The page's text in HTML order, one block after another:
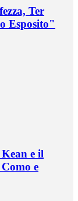
Ter
Esposito"
e il
e